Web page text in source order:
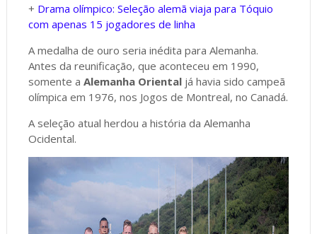
+ Drama olímpico: Seleção alemã viaja para Tóquio
com apenas 15 jogadores de linha
A medalha de ouro seria inédita para Alemanha.
Antes da reunificação, que aconteceu em 1990,
somente a Alemanha Orientaljá havia sido campeã
olímpica em 1976, nos Jogos de Montreal, no Canadá.
A seleção atual herdou a história da Alemanha
Ocidental.